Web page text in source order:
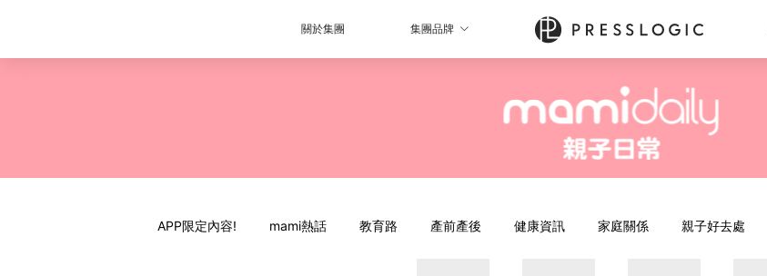
關於集團 集團品牌
APP限定內容! mami熱話 教育路 產前產後 健康資訊 家庭關係 親子好去處